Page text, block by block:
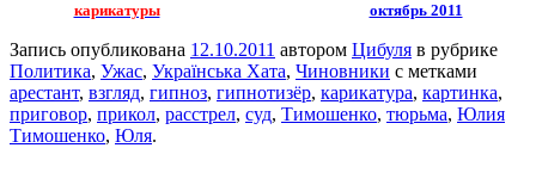
карикатуры октябрь 2011
Запись опубликована 12.10.2011 автором Цибуля в рубрике
Политика, Ужас, Українська Хата, Чиновники с метками
арестант, взгляд, гипноз, гипнотизёр, карикатура, картинка,
приговор, прикол, расстрел, суд, Тимошенко, тюрьма, Юлия
Тимошенко, Юля.